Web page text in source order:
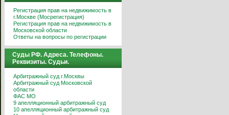
Регистрация прав на недвижимость в
г.Москве (Мосрегистрация)
Регистрация прав на недвижимость в
Московской области
Ответы на вопросы по регистрации
Суды РФ. Адреса. Телефоны.
Реквизиты. Судьи.
Арбитражный суд г.Москвы
Арбитражный суд Московской
области
ФАС МО
9 апелляционный арбитражный суд
10 апелляционный арбитражный суд